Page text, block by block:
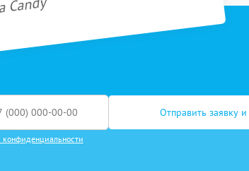
Отправить заявку
конфиденциальности